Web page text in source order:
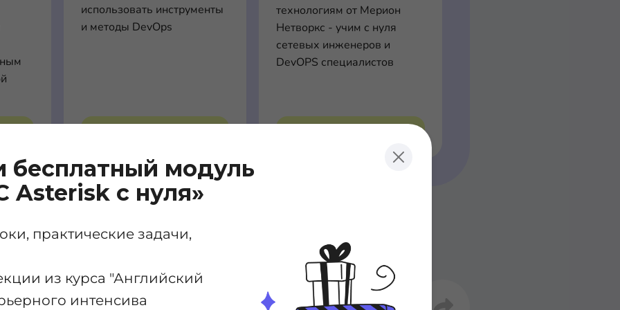
бесплатный модуль
Asterisk с нуля»
практические задачи,
из курса "Английский
интенсива
использовать инструменты
и методы DevOps
технологиям от Мерион
Нетворкс - учим с нуля
сетевых инженеров и
DevOPS специалистов
SIP